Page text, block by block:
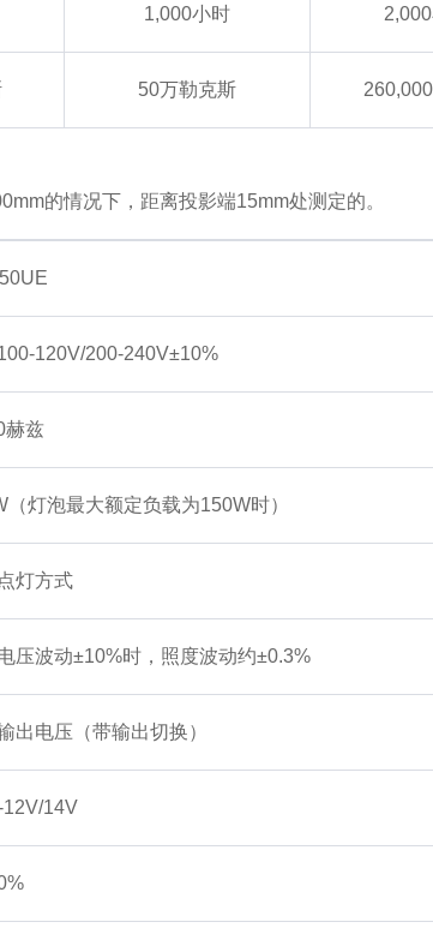
1,000小时
50万勒克斯
的情况下，距离投影端15mm处测定的。
120V/200-240V±10%
赫兹
（灯泡最大额定负载为150W时）
灯方式
压波动±10%时，照度波动约±0.3%
出电压（带输出切换）
12V/14V